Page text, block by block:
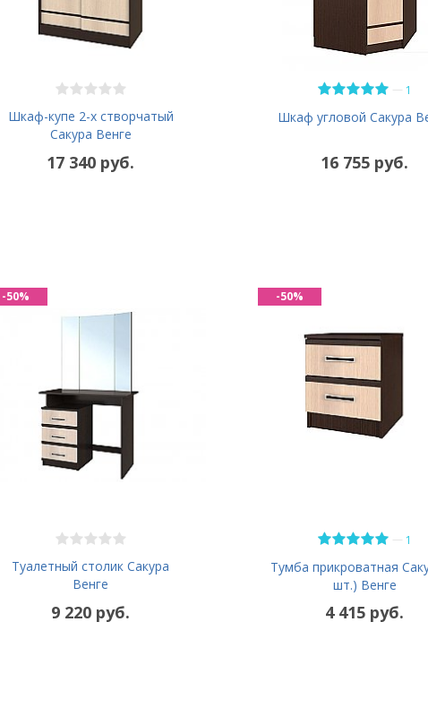
Шкаф-купе 2-х створчатый
Сакура Венге
17 340 руб.
— 1
Шкаф угловой Сакура
16 755 руб.
Туалетный столик Сакура
Венге
9 220 руб.
-50%
— 1
Тумба прикроватная
шт.) Венге
4 415 руб.
-50%